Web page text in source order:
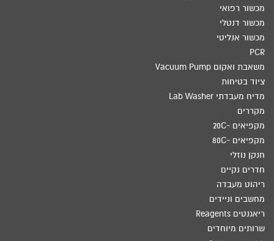
מכשור רפואי
מכשור דנטלי
מכשור אנליטי
PCR
משאבת ואקום Vacuum Pump
ציוד בטיחות
מדיח מעבדתי Lab Washer
מקררים
מקפיאים -20C
מקפיאים -80C
חנקן נוזלי
חדרים נקיים
ריהוט מעבדה
מחשבים וניידים
ריאגנטים Reagents
שרותים מיוחדים